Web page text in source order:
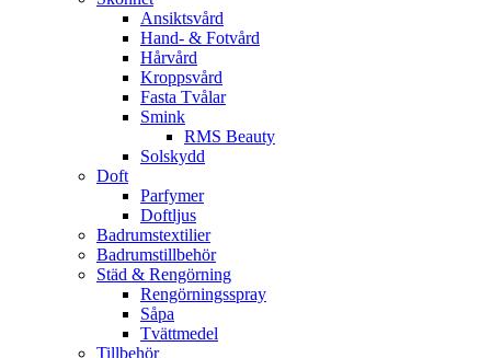
Ansiktsvård
Hand- & Fotvård
Hårvård
Kroppsvård
Fasta Tvålar
Smink
RMS Beauty
Solskydd
Doft
Parfymer
Doftljus
Badrumstextilier
Badrumstillbehör
Städ & Rengörning
Rengörningsspray
Såpa
Tvättmedel
Tillbehör